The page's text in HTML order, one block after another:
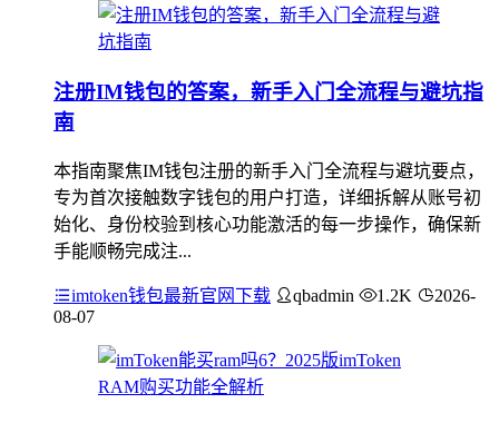
注册IM钱包的答案，新手入门全流程与避坑指
南
本指南聚焦IM钱包注册的新手入门全流程与避坑要点，
专为首次接触数字钱包的用户打造，详细拆解从账号初
始化、身份校验到核心功能激活的每一步操作，确保新
手能顺畅完成注...
imtoken钱包最新官网下载 qbadmin 1.2K
2026-
08-07